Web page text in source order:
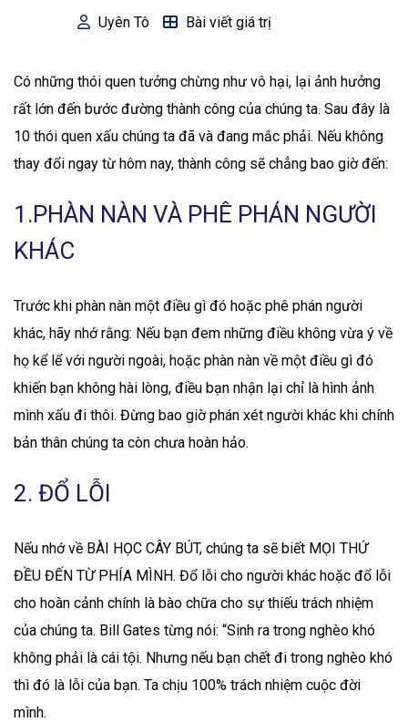
Uyên Tô
Bài viết giá trị
Có những thói quen tưởng chừng như vô hại, lại ảnh hưởng
rất lớn đến bước đường thành công của chúng ta. Sau đây là
10 thói quen xấu chúng ta đã và đang mắc phải. Nếu không
thay đổi ngay từ hôm nay, thành công sẽ chẳng bao giờ đến:
1.PHÀN NÀN VÀ PHÊ PHÁN NGƯỜI
KHÁC
Trước khi phàn nàn một điều gì đó hoặc phê phán người
khác, hãy nhớ rằng: Nếu bạn đem những điều không vừa ý về
họ kể lể với người ngoài, hoặc phàn nàn về một điều gì đó
khiến bạn không hài lòng, điều bạn nhận lại chỉ là hình ảnh
mình xấu đi thôi. Đừng bao giờ phán xét người khác khi chính
bản thân chúng ta còn chưa hoàn hảo.
2. ĐỔ LỖI
Nếu nhớ về BÀI HỌC CÂY BÚT, chúng ta sẽ biết MỌI THỨ
ĐỀU ĐẾN TỪ PHÍA MÌNH. Đổ lỗi cho người khác hoặc đổ lỗi
cho hoàn cảnh chính là bào chữa cho sự thiếu trách nhiệm
của chúng ta. Bill Gates từng nói: “Sinh ra trong nghèo khó
không phải là cái tội. Nhưng nếu bạn chết đi trong nghèo khó
thì đó là lỗi của bạn. Ta chịu 100% trách nhiệm cuộc đời
mình.